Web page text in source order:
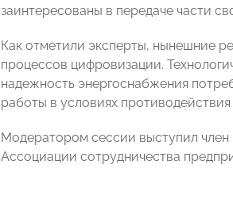
заинтересованы в передаче части
Как отметили эксперты, нынешние
процессов цифровизации.
надежность энергоснабжения
работы в условиях
Модератором сессии выступил
Ассоциации сотрудничества